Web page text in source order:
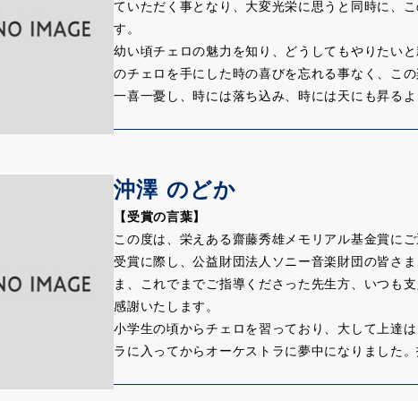
時、「上野君は何か吹っ切れたようだ」と感じる
その後は本当にどんどん素晴らしい演奏を続けら
て今回の齋藤秀雄メモリアル基金賞のご受賞、ず
この賞は、これまでのご努力を称えておめでとう
いていただきたいと思います。
揮受講生として参加するなど、オペラを学ぶこと
界だけでなく、オペラのジャンルでも多彩な活躍
でその音楽的な実力を発揮することを待望してお
【贈賞式でのスピーチ】
じのように齋藤先生は指揮の先生でもあられ、沖
ういうことで非常にふさわしい方に賞を受けてい
沖澤さんは指揮を始められた頃、齋藤先生が著さ
の本は先生もご自慢の本で、私たちもチェロのレ
だいたり語っていただいたりしたのをよく覚えて
で、様々な方がそれを基に勉強なさっている。で
的に、世界中に認められた素晴らしい功績の一つ
沖澤さんはこれまでも素晴らしいキャリアを築い
すが私は沖澤さんの指揮ぶりを見ていると、全然
ていただく事となり、大変光栄に思うと同時に、
す。
幼い頃チェロの魅力を知り、どうしてもやりたい
のチェロを手にした時の喜びを忘れる事なく、こ
一喜一憂し、時には落ち込み、時には天にも昇る
す。今回この素晴らしい賞をいただくにあたり、
知る機会となり、改めてその音楽に対する熱い想
間として生きていくのにとても重要な様々な事柄
きてこられた方だったのだと感じました。
自分にとってその柱は、幼い頃から、そしておそ
す。これから先も、音楽にまつわる厳しさも喜び
い一本の太い柱を大切に、齋藤先生の残されたも
最後になりますが、幼い頃から沢山の方々のご指
皆様への感謝の気持ちを忘れずに活動の原動力と
沖澤 のどか
【受賞の言葉】
この度は、栄えある齋藤秀雄メモリアル基金賞に
受賞に際し、公益財団法人ソニー音楽財団の皆さ
ま、これでまでご指導くださった先生方、いつも
感謝いたします。
小学生の頃からチェロを習っており、大して上達
ラに入ってからオーケストラに夢中になりました